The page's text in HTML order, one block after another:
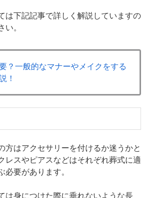
は下記記事で詳しく解説していますの
。
？一般的なマナーやメイクをする
！
方はアクセサリーを付けるか迷うかと
レスやピアスなどはそれぞれ葬式に適
要があります。
は身につけた際に垂れないような長